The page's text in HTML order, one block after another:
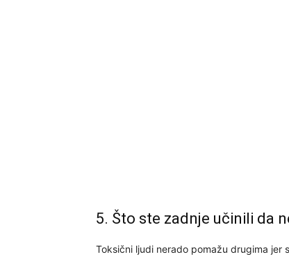
5. Što ste zadnje učinili da
Toksični ljudi nerado pomažu drugima